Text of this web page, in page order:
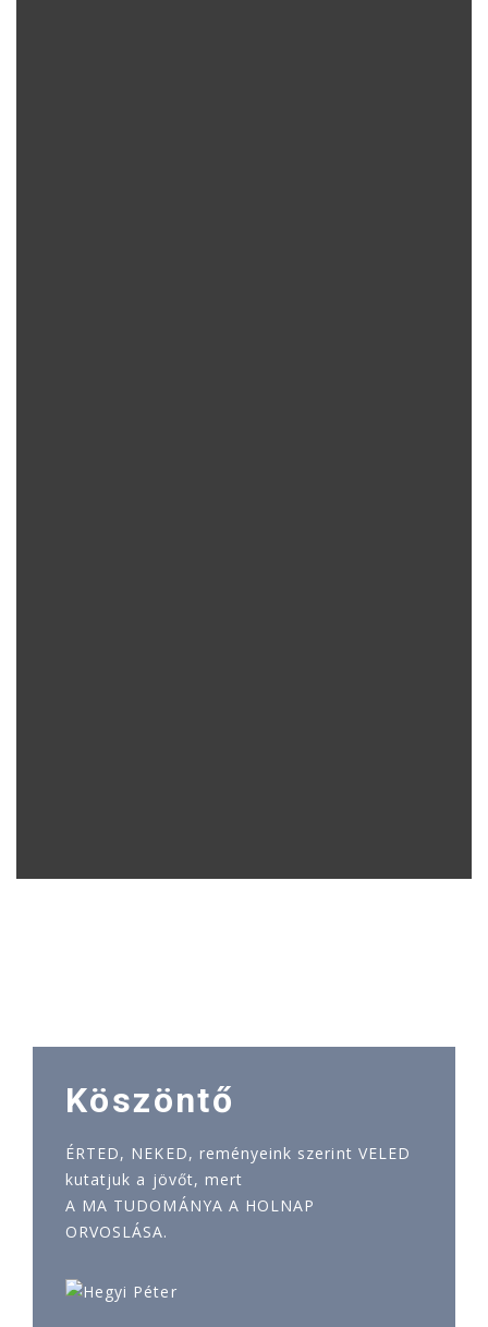
Köszöntő
ÉRTED, NEKED, reményeink szerint VELED
kutatjuk a jövőt, mert
A MA TUDOMÁNYA A HOLNAP
ORVOSLÁSA.